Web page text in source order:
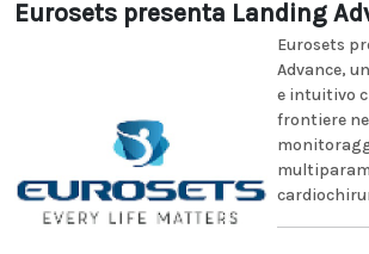
Eurosets presenta Landing
Eurosets
Advance,
e intuitivo
frontiere